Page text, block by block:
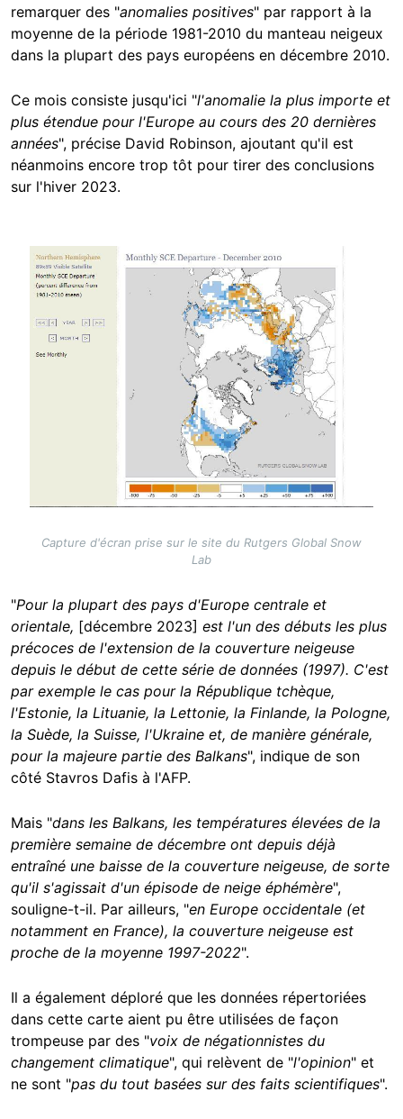
remarquer des "anomalies positives" par rapport à la
moyenne de la période 1981-2010 du manteau neigeux
dans la plupart des pays européens en décembre 2010.
Ce mois consiste jusqu'ici "l'anomalie la plus importe et
plus étendue pour l'Europe au cours des 20 dernières
années", précise David Robinson, ajoutant qu'il est
néanmoins encore trop tôt pour tirer des conclusions
sur l'hiver 2023.
Image
Capture d'écran prise sur le site du Rutgers Global Snow
Lab
"Pour la plupart des pays d'Europe centrale et
orientale, [décembre 2023] est l'un des débuts les plus
précoces de l'extension de la couverture neigeuse
depuis le début de cette série de données (1997). C'est
par exemple le cas pour la République tchèque,
l'Estonie, la Lituanie, la Lettonie, la Finlande, la Pologne,
la Suède, la Suisse, l'Ukraine et, de manière générale,
pour la majeure partie des Balkans", indique de son
côté Stavros Dafis à l'AFP.
Mais "dans les Balkans, les températures élevées de la
première semaine de décembre ont depuis déjà
entraîné une baisse de la couverture neigeuse, de sorte
qu'il s'agissait d'un épisode de neige éphémère",
souligne-t-il. Par ailleurs, "en Europe occidentale (et
notamment en France), la couverture neigeuse est
proche de la moyenne 1997-2022".
Il a également déploré que les données répertoriées
dans cette carte aient pu être utilisées de façon
trompeuse par des "voix de négationnistes du
changement climatique", qui relèvent de "l'opinion" et
ne sont "pas du tout basées sur des faits scientifiques".